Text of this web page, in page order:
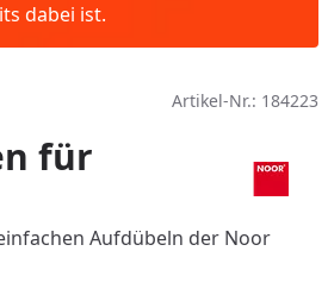
dabei ist.
Artikel-Nr.: 184223
für
Aufdübeln der Noor